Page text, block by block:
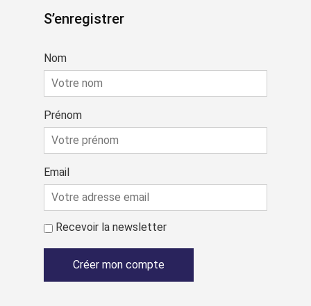
S’enregistrer
Nom
Prénom
Email
Recevoir la newsletter